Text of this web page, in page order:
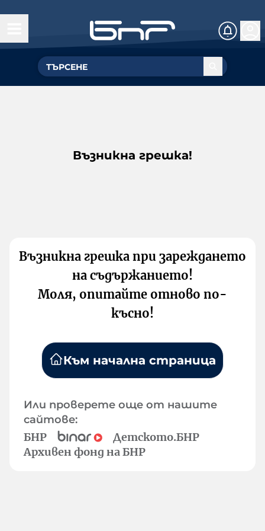
Възникна грешка!
Възникна грешка при зареждането
на съдържанието!
Моля, опитайте отново по-
късно!
Към начална страница
Или проверете още от нашите
сайтове:
БНР
Детското.БНР
Архивен фонд на БНР